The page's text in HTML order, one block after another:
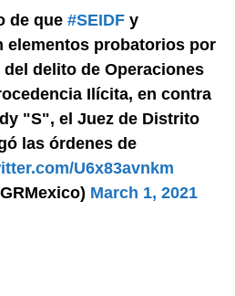
de que #SEIDF y
elementos probatorios por
delito de Operaciones
Ilícita, en contra
"S", el Juez de Distrito
las órdenes de
U6x83avnkm
March 1, 2021